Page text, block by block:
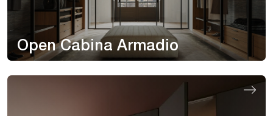
Open Cabina Armadio